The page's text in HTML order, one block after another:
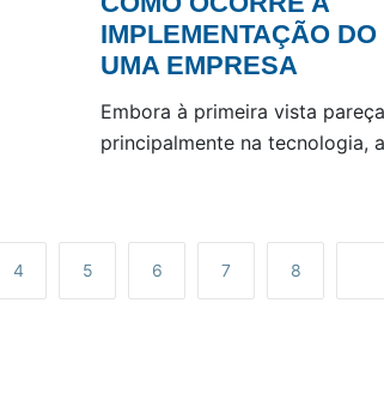
IMPLEMENTAÇÃO
UMA EMPRESA
Embora à primeira vista
principalmente na tecnologia,
4 5 6 7 8